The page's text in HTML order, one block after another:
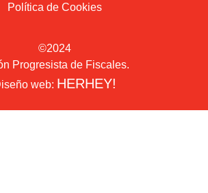
Política de Cookies
©2024
Progresista de Fiscales.
web: HERHEY!